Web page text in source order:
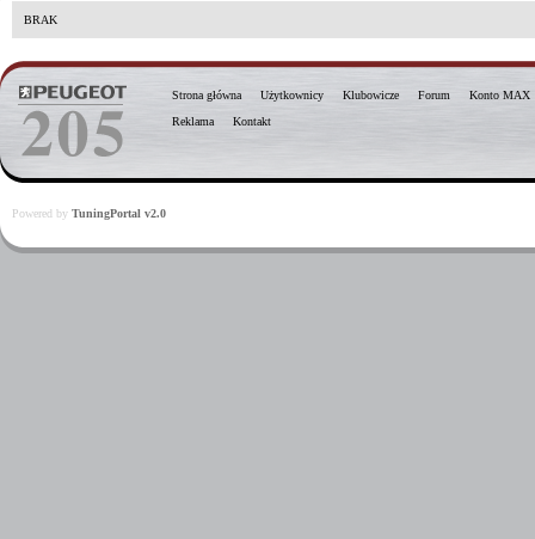
BRAK
Strona główna Użytkownicy Klubowicze Forum
Konto MAX
Reklama
Kontakt
Powered by TuningPortal v2.0